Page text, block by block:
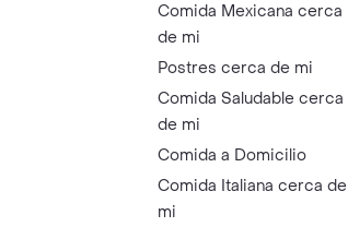
Comida Mexicana cerca
de mi
Postres cerca de mi
Comida Saludable cerca
de mi
Comida a Domicilio
Comida Italiana cerca de
mi